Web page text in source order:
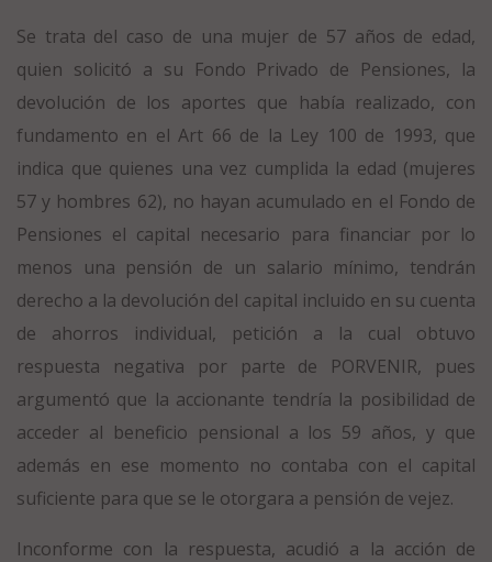
Se trata del caso de una mujer de 57 años de edad,
quien solicitó a su Fondo Privado de Pensiones, la
devolución de los aportes que había realizado, con
fundamento en el Art 66 de la Ley 100 de 1993, que
indica que quienes una vez cumplida la edad (mujeres
57 y hombres 62), no hayan acumulado en el Fondo de
Pensiones el capital necesario para financiar por lo
menos una pensión de un salario mínimo, tendrán
derecho a la devolución del capital incluido en su cuenta
de ahorros individual, petición a la cual obtuvo
respuesta negativa por parte de PORVENIR, pues
argumentó que la accionante tendría la posibilidad de
acceder al beneficio pensional a los 59 años, y que
además en ese momento no contaba con el capital
suficiente para que se le otorgara a pensión de vejez.
Inconforme con la respuesta, acudió a la acción de